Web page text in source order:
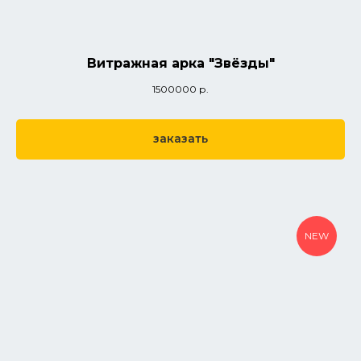
Витражная арка "Звёзды"
1500000 р.
заказать
NEW